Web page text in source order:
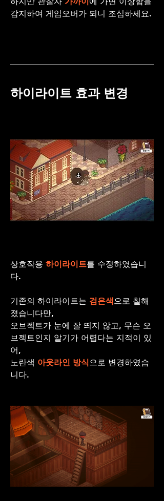
감지하여 게임오버가 되니 조심하세요.
하이라이트 효과 변경
상호작용 하이라이트를 수정하였습니
다.
기존의 하이라이트는 검은색으로 칠해
졌습니다만,
오브젝트가 눈에 잘 띄지 않고, 무슨 오
브젝트인지 알기가 어렵다는 지적이 있
어,
노란색 아웃라인 방식으로 변경하였습
니다.